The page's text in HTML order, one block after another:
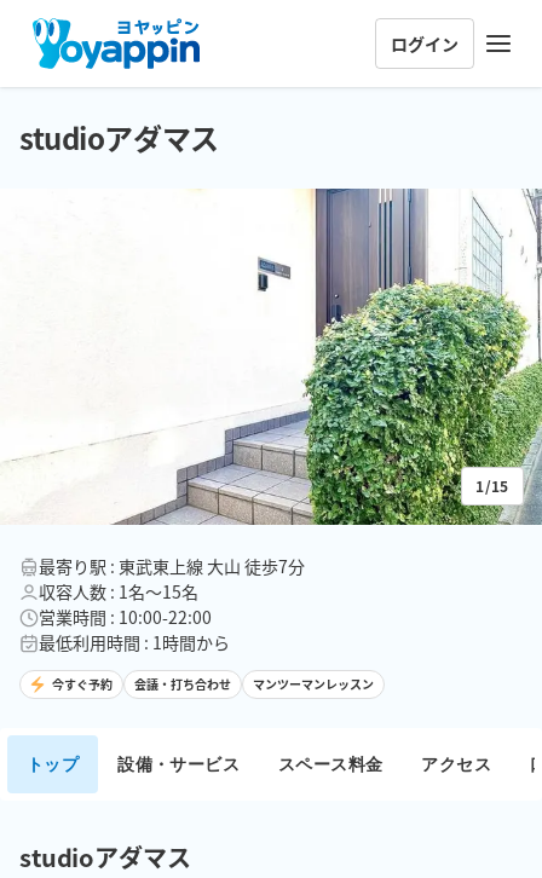
ログイン
1/15
最寄り駅 : 東武東上線 大山 徒歩7分
収容人数 : 1名〜15名
営業時間 : 10:00-22:00
最低利用時間 : 1時間から
今すぐ予約 会議・打ち合わせ マンツーマンレッスン
studioアダマス
トップ 設備・サービス スペース料金 アクセス
studioアダマス